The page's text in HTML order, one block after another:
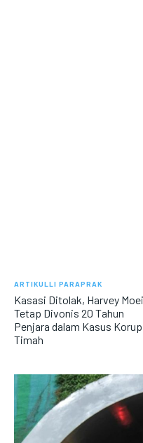
ARTIKULLI PARAPRAK
Kasasi Ditolak, Harvey
Tetap Divonis 20 Tahun
Penjara dalam Kasus
Timah